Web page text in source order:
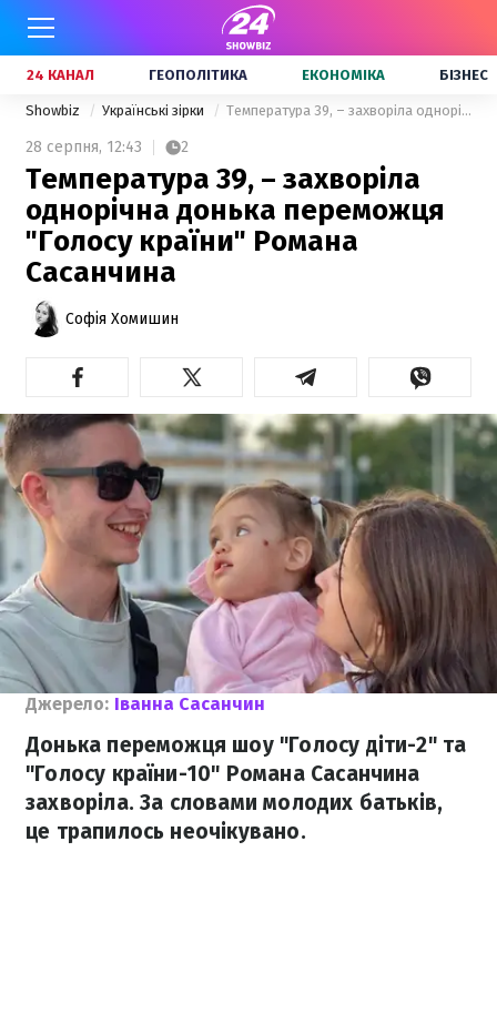
24 КАНАЛ ГЕОПОЛІТИКА ЕКОНОМІКА БІЗНЕС
Showbiz Українські зірки Температура 39, – захворіла однорічна донька переможця "Голосу країни" Романа Сасанчина
28 серпня, 12:43 2
Температура 39, – захворіла
однорічна донька переможця
"Голосу країни" Романа
Сасанчина
Софія Хомишин
Джерело: Іванна Сасанчин
Донька переможця шоу "Голосу діти-2" та
"Голосу країни-10" Романа Сасанчина
захворіла. За словами молодих батьків,
це трапилось неочікувано.